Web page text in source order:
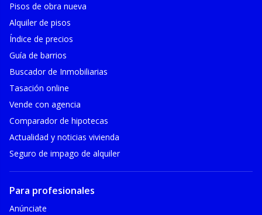
Pisos de obra nueva
Alquiler de pisos
Índice de precios
Guía de barrios
Buscador de Inmobiliarias
Tasación online
Vende con agencia
Comparador de hipotecas
Actualidad y noticias vivienda
Seguro de impago de alquiler
Para profesionales
Anúnciate